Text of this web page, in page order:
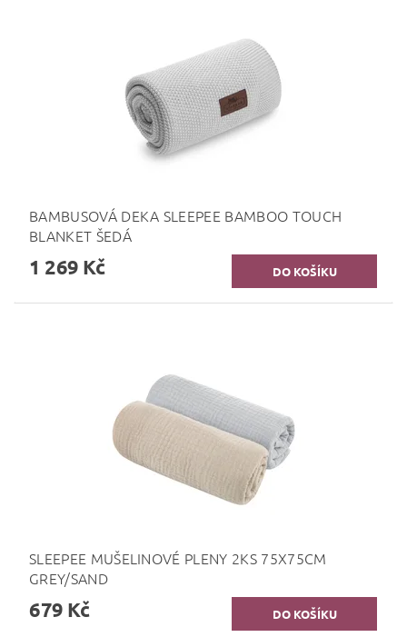
BAMBUSOVÁ DEKA SLEEPEE BAMBOO TOUCH
BLANKET ŠEDÁ
1 269 Kč
SLEEPEE MUŠELINOVÉ PLENY 2KS 75X75CM
GREY/SAND
679 Kč